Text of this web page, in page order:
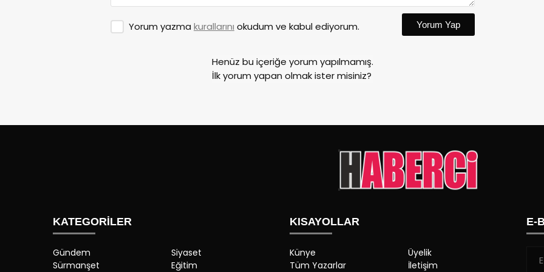
Yorum yazma kurallarını okudum ve kabul ediyorum. Yorum Yap
Henüz bu içeriğe yorum yapılmamış.
İlk yorum yapan olmak ister misiniz?
KATEGORİLER
Gündem
Siyaset
Sürmanşet
Eğitim
KISAYOLLAR
Künye
Üyelik
Tüm Yazarlar
İletişim
E-